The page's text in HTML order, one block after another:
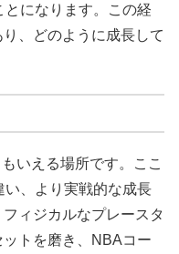
になります。この経
、どのように成長して
いえる場所です。ここ
、より実戦的な成長
ィジカルなプレースタ
トを磨き、NBAコー